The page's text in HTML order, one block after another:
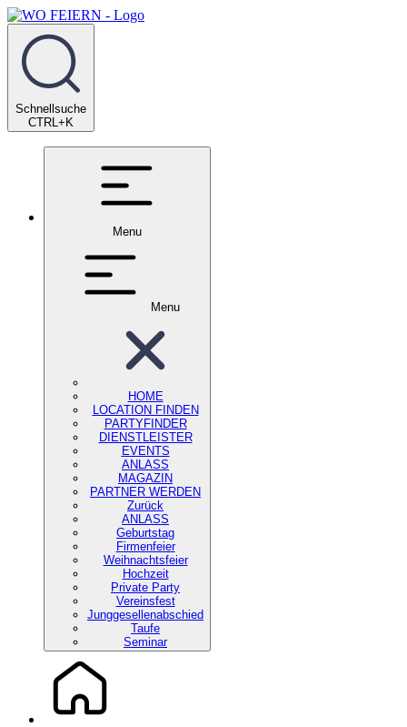
Schnellsuche
CTRL+K
Menu
Menu
HOME
LOCATION FINDEN
PARTYFINDER
DIENSTLEISTER
EVENTS
ANLASS
MAGAZIN
PARTNER WERDEN
Zurück
ANLASS
Geburtstag
Firmenfeier
Weihnachtsfeier
Hochzeit
Private Party
Vereinsfest
Junggesellenabschied
Taufe
Seminar